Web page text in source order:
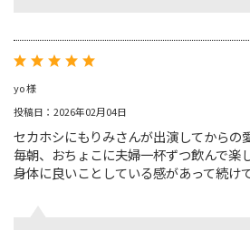
yo 様
投稿日：2026年02月04日
セカホシにもりみさんが出演してからの
毎朝、おちょこに夫婦一杯ずつ飲んで楽
身体に良いことしている感があって続け